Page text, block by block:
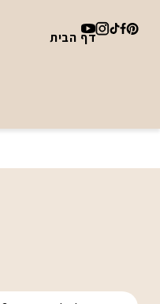
דף הבית